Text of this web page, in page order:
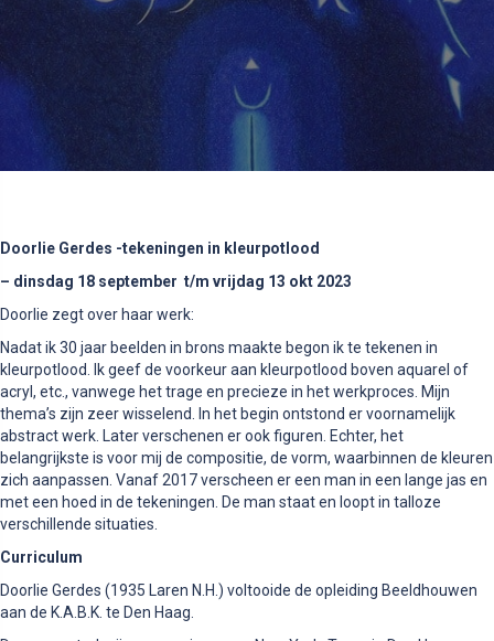
Doorlie Gerdes -tekeningen in kleurpotlood
– dinsdag 18 september t/m vrijdag 13 okt 2023
Doorlie zegt over haar werk:
Nadat ik 30 jaar beelden in brons maakte begon ik te tekenen in
kleurpotlood. Ik geef de voorkeur aan kleurpotlood boven aquarel of
acryl, etc., vanwege het trage en precieze in het werkproces. Mijn
thema’s zijn zeer wisselend. In het begin ontstond er voornamelijk
abstract werk. Later verschenen er ook figuren. Echter, het
belangrijkste is voor mij de compositie, de vorm, waarbinnen de kleuren
zich aanpassen. Vanaf 2017 verscheen er een man in een lange jas en
met een hoed in de tekeningen. De man staat en loopt in talloze
verschillende situaties.
Curriculum
Doorlie Gerdes (1935 Laren N.H.) voltooide de opleiding Beeldhouwen
aan de K.A.B.K. te Den Haag.